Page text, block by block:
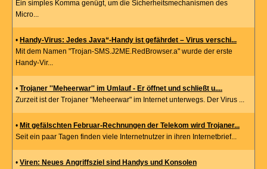
Ein simples Komma genügt, um die Sicherheitsmechanismen des
Micro...
• Handy-Virus: Jedes Java“-Handy ist gefährdet – Virus verschi...
Mit dem Namen "Trojan-SMS.J2ME.RedBrowser.a" wurde der erste
Handy-Vir...
• Trojaner ''Meheerwar'' im Umlauf - Er öffnet und schließt u....
Zurzeit ist der Trojaner "Meheerwar" im Internet unterwegs. Der Virus ...
• Mit gefälschten Februar-Rechnungen der Telekom wird Trojaner...
Seit ein paar Tagen finden viele Internetnutzer in ihren Internetbrief...
• Viren: Neues Angriffsziel sind Handys und Konsolen